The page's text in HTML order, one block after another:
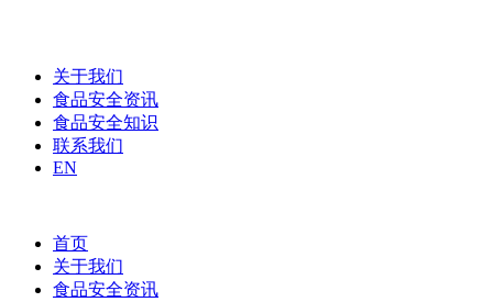
关于我们
食品安全资讯
食品安全知识
联系我们
EN
首页
关于我们
食品安全资讯